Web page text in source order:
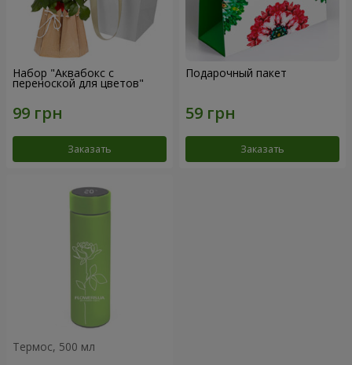
Набор "Аквабокс с
переноской для цветов"
Заказать
Подарочный пакет
Заказать
Термос, 500 мл